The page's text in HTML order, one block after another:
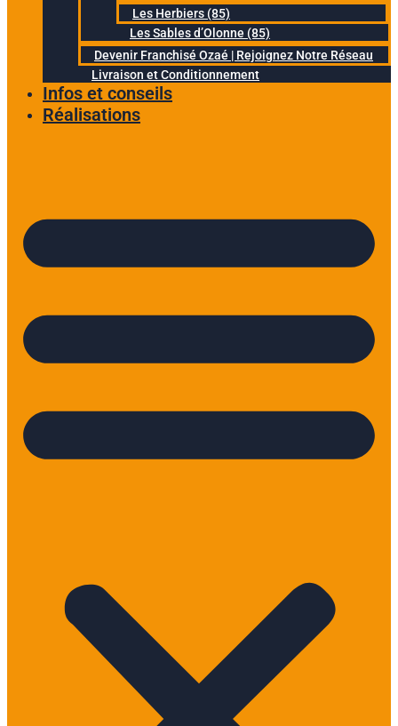
Les Herbiers (85)
Les Sables d’Olonne (85)
Devenir Franchisé Ozaé | Rejoignez Notre Réseau
Livraison et Conditionnement
Infos et conseils
Réalisations